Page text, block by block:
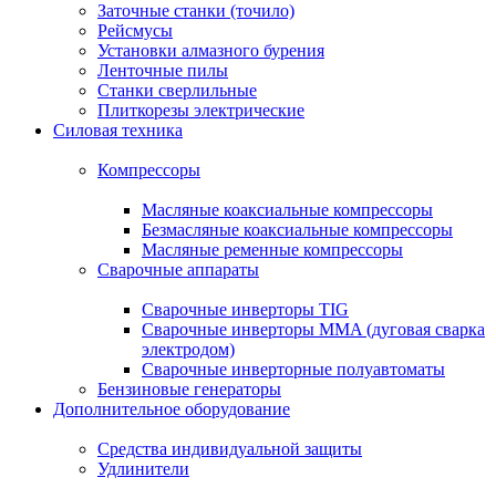
Заточные станки (точило)
Рейсмусы
Установки алмазного бурения
Ленточные пилы
Станки сверлильные
Плиткорезы электрические
Силовая техника
Компрессоры
Масляные коаксиальные компрессоры
Безмасляные коаксиальные компрессоры
Масляные ременные компрессоры
Сварочные аппараты
Сварочные инверторы TIG
Сварочные инверторы MMA (дуговая сварка
электродом)
Сварочные инверторные полуавтоматы
Бензиновые генераторы
Дополнительное оборудование
Средства индивидуальной защиты
Удлинители